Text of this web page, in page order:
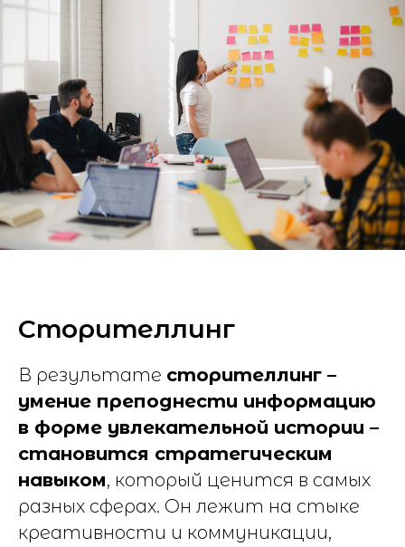
Сторителлинг
В результате сторителлинг –
умение преподнести информацию
в форме увлекательной истории –
становится стратегическим
навыком, который ценится в самых
разных сферах. Он лежит на стыке
креативности и коммуникации,